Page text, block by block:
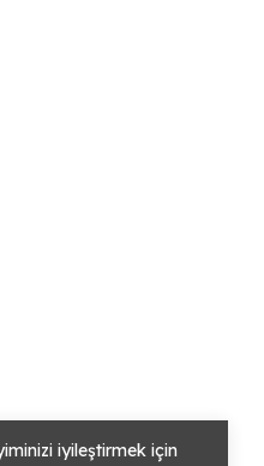
iyileştirmek için